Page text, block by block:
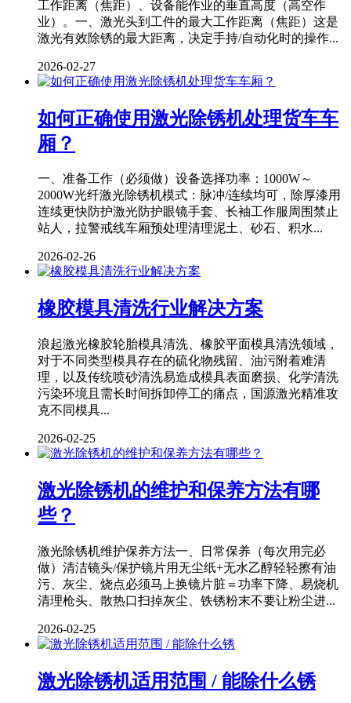
工作距离（焦距）、设备能作业的垂直高度（高空作
业）。一、激光头到工件的最大工作距离（焦距）这是
激光有效除锈的最大距离，决定手持/自动化时的操作...
2026-02-27
如何正确使用激光除锈机处理货车车
厢？
一、准备工作（必须做）设备选择功率：1000W～
2000W光纤激光除锈机模式：脉冲/连续均可，除厚漆用
连续更快防护激光防护眼镜手套、长袖工作服周围禁止
站人，拉警戒线车厢预处理清理泥土、砂石、积水...
2026-02-26
橡胶模具清洗行业解决方案
浪起激光橡胶轮胎模具清洗、橡胶平面模具清洗领域，
对于不同类型模具存在的硫化物残留、油污附着难清
理，以及传统喷砂清洗易造成模具表面磨损、化学清洗
污染环境且需长时间拆卸停工的痛点，国源激光精准攻
克不同模具...
2026-02-25
激光除锈机的维护和保养方法有哪
些？
激光除锈机维护保养方法一、日常保养（每次用完必
做）清洁镜头/保护镜片用无尘纸+无水乙醇轻轻擦有油
污、灰尘、烧点必须马上换镜片脏＝功率下降、易烧机
清理枪头、散热口扫掉灰尘、铁锈粉末不要让粉尘进...
2026-02-25
激光除锈机适用范围 / 能除什么锈